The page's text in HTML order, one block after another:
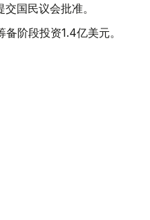
国民议会批准。
阶段投资1.4亿美元。